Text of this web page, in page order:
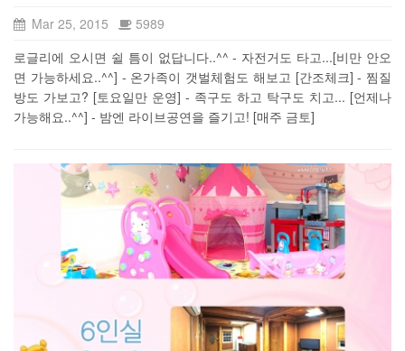
Mar 25, 2015
5989
로글리에 오시면 쉴 틈이 없답니다..^^ - 자전거도 타고...[비만 안오
면 가능하세요..^^] - 온가족이 갯벌체험도 해보고 [간조체크] - 찜질
방도 가보고? [토요일만 운영] - 족구도 하고 탁구도 치고... [언제나
가능해요..^^] - 밤엔 라이브공연을 즐기고! [매주 금토]